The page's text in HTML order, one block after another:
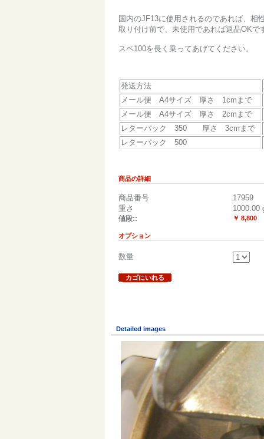
国内のJF13に使用されるのであれば、相
取り付け前で、未使用であれば返品OKで
スペ100を長く乗ってあげてください。
発送方法
メール便 A4サイズ 厚さ 1cmまで
メール便 A4サイズ 厚さ 2cmまで
レターパック 350 厚さ 3cmまで
レターパック 500
商品の詳細
商品番号
17959
重さ
1000.00
値段:: ￥ 8,800
オプション
数量
カゴにいれる
Detailed images